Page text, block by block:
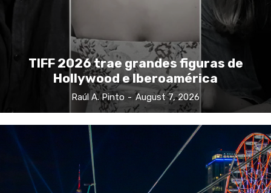
TIFF 2026 trae grandes figuras de
Hollywood e Iberoamérica
Raúl A. Pinto - August 7, 2026